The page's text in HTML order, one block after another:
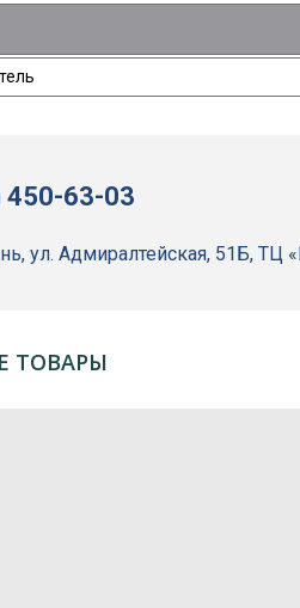
450-63-03
ул. Адмиралтейская, 51Б, ТЦ
ТОВАРЫ